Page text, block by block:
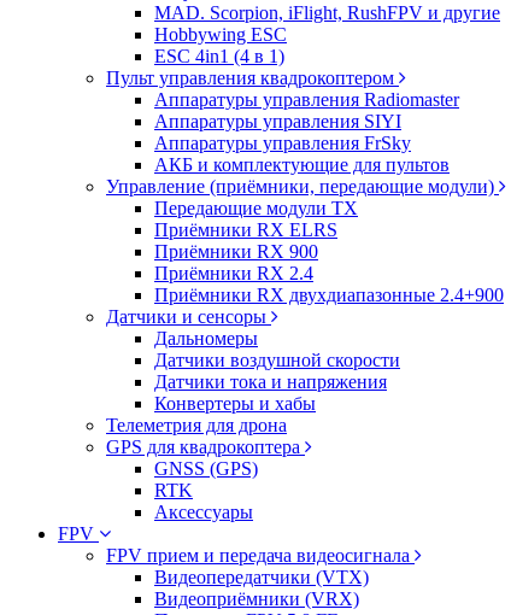
MAD. Scorpion, iFlight, RushFPV и другие
Hobbywing ESC
ESC 4in1 (4 в 1)
Пульт управления квадрокоптером
Аппаратуры управления Radiomaster
Аппаратуры управления SIYI
Аппаратуры управления FrSky
АКБ и комплектующие для пультов
Управление (приёмники, передающие модули)
Передающие модули TX
Приёмники RX ELRS
Приёмники RX 900
Приёмники RX 2.4
Приёмники RX двухдиапазонные 2.4+900
Датчики и сенсоры
Дальномеры
Датчики воздушной скорости
Датчики тока и напряжения
Конвертеры и хабы
Телеметрия для дрона
GPS для квадрокоптера
GNSS (GPS)
RTK
Аксессуары
FPV
FPV прием и передача видеосигнала
Видеопередатчики (VTX)
Видеоприёмники (VRX)